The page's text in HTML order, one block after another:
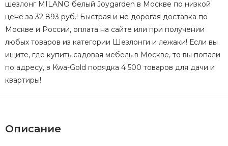
шезлонг MILANO белый Joygarden в Москве по низкой
цене за 32 893 руб.! Быстрая и не дорогая доставка по
Москве и России, оплата на сайте или при получении
любых товаров из категории Шезлонги и лежаки! Если вы
ищите, где купить садовая мебель в Москве, то вы попали
по адресу, в Kwa-Gold порядка 4 500 товаров для дачи и
квартиры!
Описание